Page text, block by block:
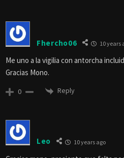
Fhercho06 10 years
Me uno a la vigilia con antorcha
Gracias Mono.
0 Reply
Leo 10 years ago